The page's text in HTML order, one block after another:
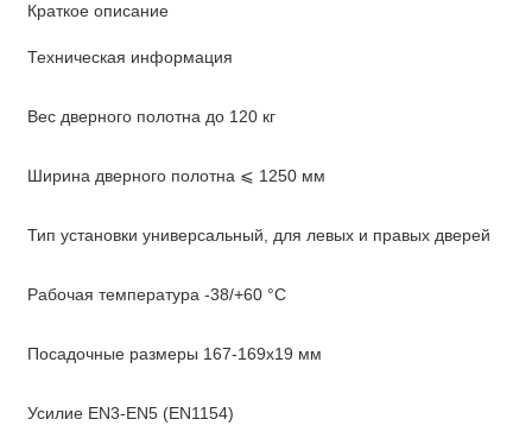
Краткое описание
Техническая информация
Вес дверного полотна до 120 кг
Ширина дверного полотна ⩽ 1250 мм
Тип установки универсальный, для левых и правых дверей
Рабочая температура -38/+60 °С
Посадочные размеры 167-169х19 мм
Усилие EN3-EN5 (EN1154)